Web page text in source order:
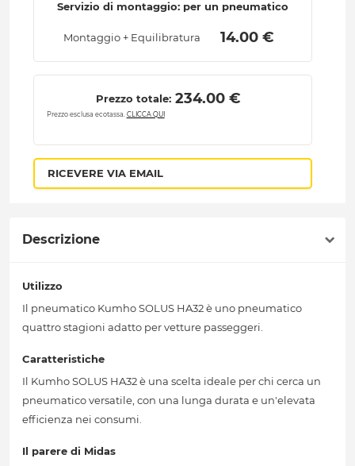
Servizio di montaggio: per un pneumatico
Montaggio + Equilibratura 14.00 €
Prezzo totale: 234.00 €
Prezzo esclusa ecotassa. CLICCA QUI
RICEVERE VIA EMAIL
Descrizione
Utilizzo
Il pneumatico Kumho SOLUS HA32 è uno pneumatico
quattro stagioni adatto per vetture passeggeri.
Caratteristiche
Il Kumho SOLUS HA32 è una scelta ideale per chi cerca un
pneumatico versatile, con una lunga durata e un'elevata
efficienza nei consumi.
Il parere di Midas